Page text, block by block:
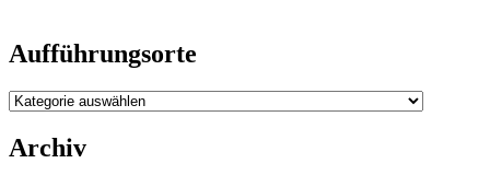
Aufführungsorte
Aufführungsorte
Archiv